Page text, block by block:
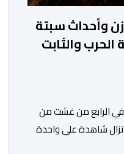
وأحداث سبتة
الحرب والثابت
الرابع من غشت من
تزال شاهدة على واحدة